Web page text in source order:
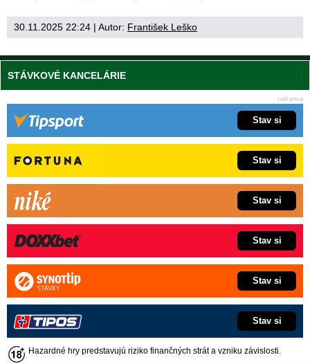
30.11.2025 22:24 | Autor: František Leško
STÁVKOVÉ KANCELÁRIE
Stav si
Stav si
Stav si
Stav si
Stav si
Stav si
Hazardné hry predstavujú riziko finančných strát a vzniku závislosti.